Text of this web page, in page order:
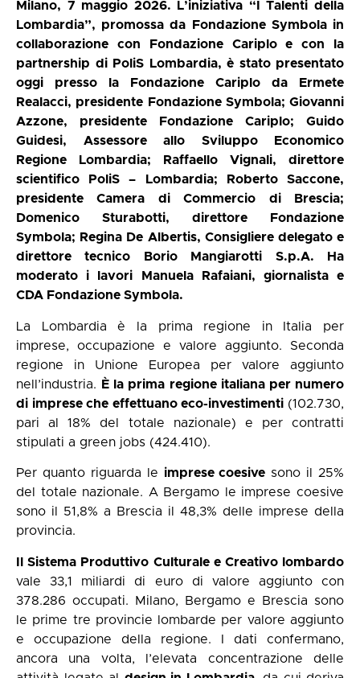
Milano, 7 maggio 2026. L’iniziativa “I Talenti della
Lombardia”, promossa da Fondazione Symbola in
collaborazione con Fondazione Cariplo e con la
partnership di PoliS Lombardia, è stato presentato
oggi presso la Fondazione Cariplo da Ermete
Realacci, presidente Fondazione Symbola; Giovanni
Azzone, presidente Fondazione Cariplo; Guido
Guidesi, Assessore allo Sviluppo Economico
Regione Lombardia; Raffaello Vignali, direttore
scientifico PoliS – Lombardia; Roberto Saccone,
presidente Camera di Commercio di Brescia;
Domenico Sturabotti, direttore Fondazione
Symbola; Regina De Albertis, Consigliere delegato e
direttore tecnico Borio Mangiarotti S.p.A. Ha
moderato i lavori Manuela Rafaiani, giornalista e
CDA Fondazione Symbola.
La Lombardia è la prima regione in Italia per
imprese, occupazione e valore aggiunto. Seconda
regione in Unione Europea per valore aggiunto
nell’industria.
È la prima regione italiana per numero
di imprese che effettuano eco-investimenti (102.730,
pari al 18% del totale nazionale) e per contratti
stipulati a green jobs (424.410).
Per quanto riguarda le imprese coesive sono il 25%
del totale nazionale. A Bergamo le imprese coesive
sono il 51,8% a Brescia il 48,3% delle imprese della
provincia.
Il Sistema Produttivo Culturale e Creativo lombardo
vale 33,1 miliardi di euro di valore aggiunto con
378.286 occupati. Milano, Bergamo e Brescia sono
le prime tre provincie lombarde per valore aggiunto
e occupazione della regione. I dati confermano,
ancora una volta, l’elevata concentrazione delle